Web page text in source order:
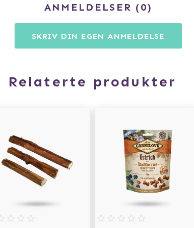
ANMELDELSER 0
SKRIV DIN EGEN ANMELDELSE
Relaterte produkter